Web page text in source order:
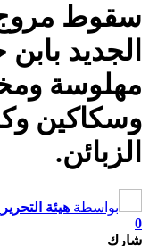
سقوط
الجديد
مهلوسة
وسكاكين
الزبائن.
بواسطة هيئة التحرير
0
شارك